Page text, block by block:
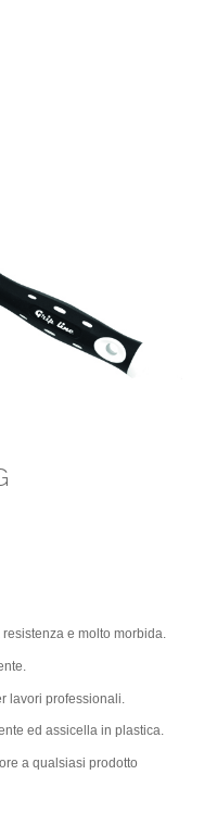
e molto morbida.
lavori professionali.
ed assicella in plastica.
a qualsiasi prodotto